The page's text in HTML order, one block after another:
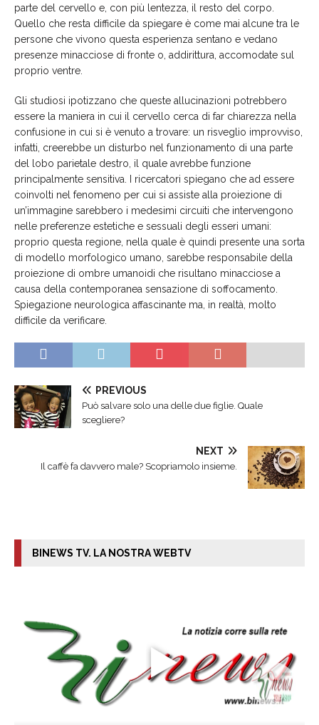
parte del cervello e, con più lentezza, il resto del corpo.
Quello che resta difficile da spiegare è come mai alcune tra le
persone che vivono questa esperienza sentano e vedano
presenze minacciose di fronte o, addirittura, accomodate sul
proprio ventre.
Gli studiosi ipotizzano che queste allucinazioni potrebbero
essere la maniera in cui il cervello cerca di far chiarezza nella
confusione in cui si è venuto a trovare: un risveglio improvviso,
infatti, creerebbe un disturbo nel funzionamento di una parte
del lobo parietale destro, il quale avrebbe funzione
principalmente sensitiva. I ricercatori spiegano che ad essere
coinvolti nel fenomeno per cui si assiste alla proiezione di
un’immagine sarebbero i medesimi circuiti che intervengono
nelle preferenze estetiche e sessuali degli esseri umani:
proprio questa regione, nella quale è quindi presente una sorta
di modello morfologico umano, sarebbe responsabile della
proiezione di ombre umanoidi che risultano minacciose a
causa della contemporanea sensazione di soffocamento.
Spiegazione neurologica affascinante ma, in realtà, molto
difficile da verificare.
PREVIOUS
Può salvare solo una delle due figlie. Quale
scegliere?
NEXT
Il caffè fa davvero male? Scopriamolo insieme.
BINEWS TV. LA NOSTRA WEBTV